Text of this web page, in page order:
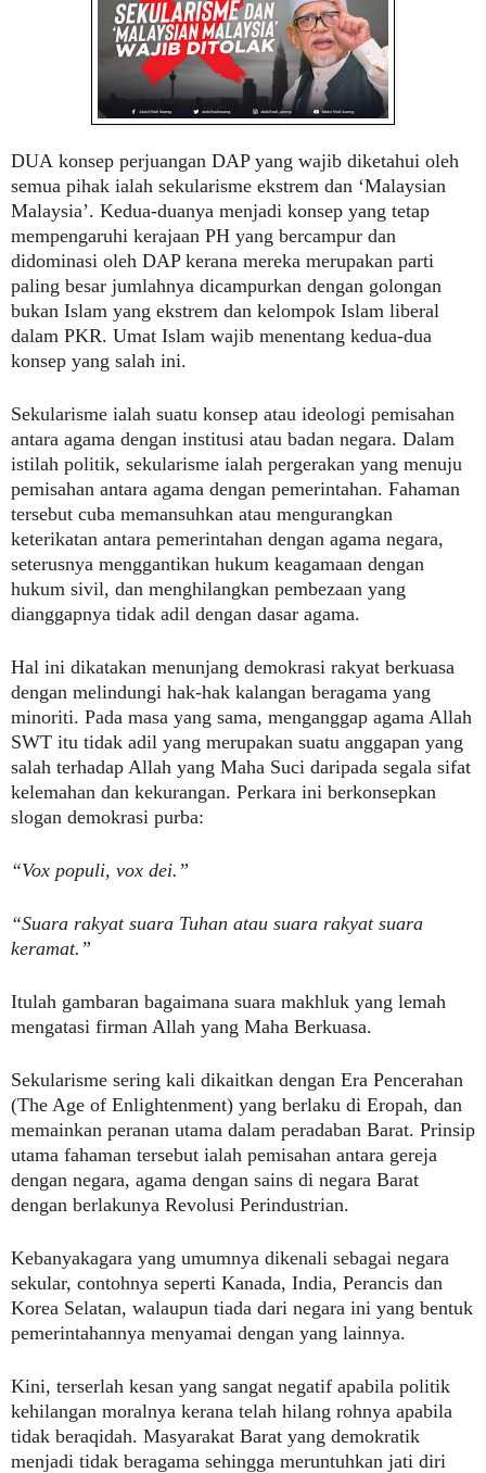
DUA konsep perjuangan DAP yang wajib diketahui oleh
semua pihak ialah sekularisme ekstrem dan ‘Malaysian
Malaysia’. Kedua-duanya menjadi konsep yang tetap
mempengaruhi kerajaan PH yang bercampur dan
didominasi oleh DAP kerana mereka merupakan parti
paling besar jumlahnya dicampurkan dengan golongan
bukan Islam yang ekstrem dan kelompok Islam liberal
dalam PKR. Umat Islam wajib menentang kedua-dua
konsep yang salah ini.
Sekularisme ialah suatu konsep atau ideologi pemisahan
antara agama dengan institusi atau badan negara. Dalam
istilah politik, sekularisme ialah pergerakan yang menuju
pemisahan antara agama dengan pemerintahan. Fahaman
tersebut cuba memansuhkan atau mengurangkan
keterikatan antara pemerintahan dengan agama negara,
seterusnya menggantikan hukum keagamaan dengan
hukum sivil, dan menghilangkan pembezaan yang
dianggapnya tidak adil dengan dasar agama.
Hal ini dikatakan menunjang demokrasi rakyat berkuasa
dengan melindungi hak-hak kalangan beragama yang
minoriti. Pada masa yang sama, menganggap agama Allah
SWT itu tidak adil yang merupakan suatu anggapan yang
salah terhadap Allah yang Maha Suci daripada segala sifat
kelemahan dan kekurangan. Perkara ini berkonsepkan
slogan demokrasi purba:
“Vox populi, vox dei.”
“Suara rakyat suara Tuhan atau suara rakyat suara
keramat.”
Itulah gambaran bagaimana suara makhluk yang lemah
mengatasi firman Allah yang Maha Berkuasa.
Sekularisme sering kali dikaitkan dengan Era Pencerahan
(The Age of Enlightenment) yang berlaku di Eropah, dan
memainkan peranan utama dalam peradaban Barat. Prinsip
utama fahaman tersebut ialah pemisahan antara gereja
dengan negara, agama dengan sains di negara Barat
dengan berlakunya Revolusi Perindustrian.
Kebanyakagara yang umumnya dikenali sebagai negara
sekular, contohnya seperti Kanada, India, Perancis dan
Korea Selatan, walaupun tiada dari negara ini yang bentuk
pemerintahannya menyamai dengan yang lainnya.
Kini, terserlah kesan yang sangat negatif apabila politik
kehilangan moralnya kerana telah hilang rohnya apabila
tidak beraqidah. Masyarakat Barat yang demokratik
menjadi tidak beragama sehingga meruntuhkan jati diri